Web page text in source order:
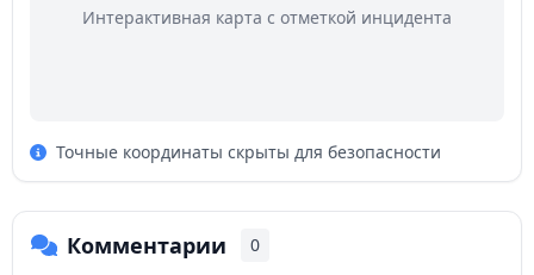
Интерактивная карта с отметкой инцидента
Точные координаты скрыты для безопасности
Комментарии 0